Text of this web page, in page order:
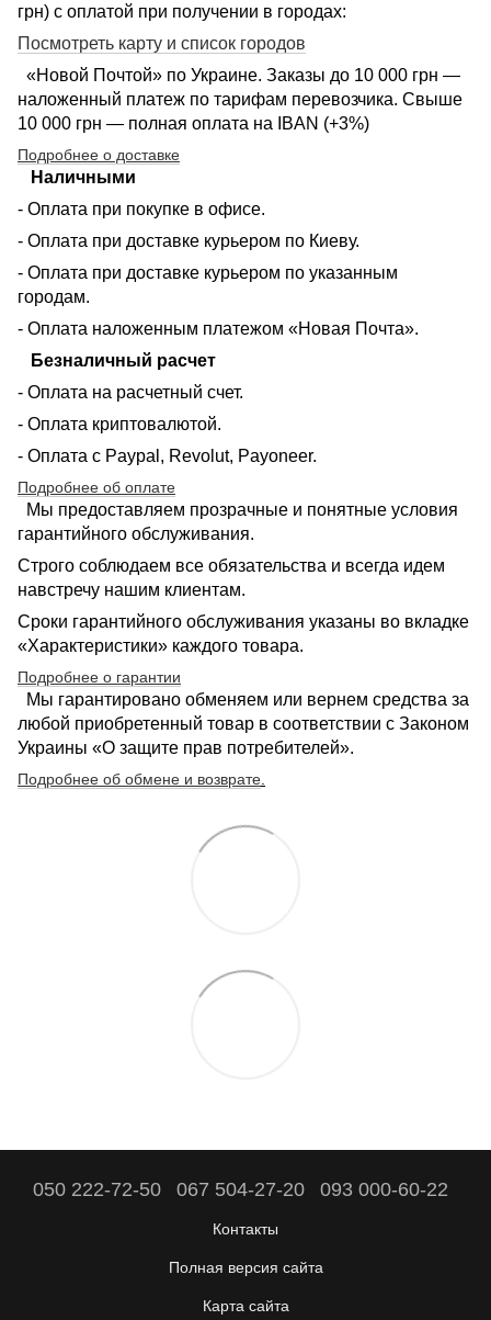
грн) с оплатой при получении в городах:
Посмотреть карту и список городов
«Новой Почтой» по Украине. Заказы до 10 000 грн —
наложенный платеж по тарифам перевозчика. Свыше
10 000 грн — полная оплата на IBAN (+3%)
Подробнее о доставке
Наличными
- Оплата при покупке в офисе.
- Оплата при доставке курьером по Киеву.
- Оплата при доставке курьером по указанным
городам.
- Оплата наложенным платежом «Новая Почта».
Безналичный расчет
- Оплата на расчетный счет.
- Оплата криптовалютой.
- Оплата с Paypal, Revolut, Payoneer.
Подробнее об оплате
Мы предоставляем прозрачные и понятные условия
гарантийного обслуживания.
Строго соблюдаем все обязательства и всегда идем
навстречу нашим клиентам.
Сроки гарантийного обслуживания указаны во вкладке
«Характеристики» каждого товара.
Подробнее о гарантии
Мы гарантировано обменяем или вернем средства за
любой приобретенный товар в соответствии с Законом
Украины «О защите прав потребителей».
Подробнее об обмене и возврате
050 222-72-50 067 504-27-20 093 000-60-22
Контакты
Полная версия сайта
Карта сайта